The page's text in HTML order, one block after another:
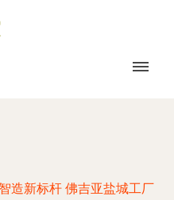
智造新标杆 佛吉亚盐城工厂